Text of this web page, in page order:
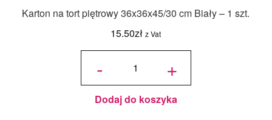
Karton na tort piętrowy 36x36x45/30 cm Biały – 1 szt.
15.50zł z Vat
-
ilość Karton
36x36x45/30
cm Biały - 1
szt. +
Dodaj do koszyka